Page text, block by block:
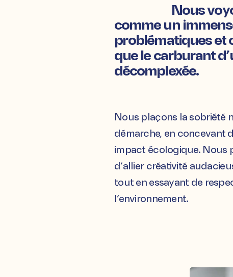
Nous
comme un
problématiques et
que le carburant
décomplexée.
Nous plaçons la
démarche, en concevant
impact écologique. Nous
d’allier créativité
tout en essayant de
l’environnement.